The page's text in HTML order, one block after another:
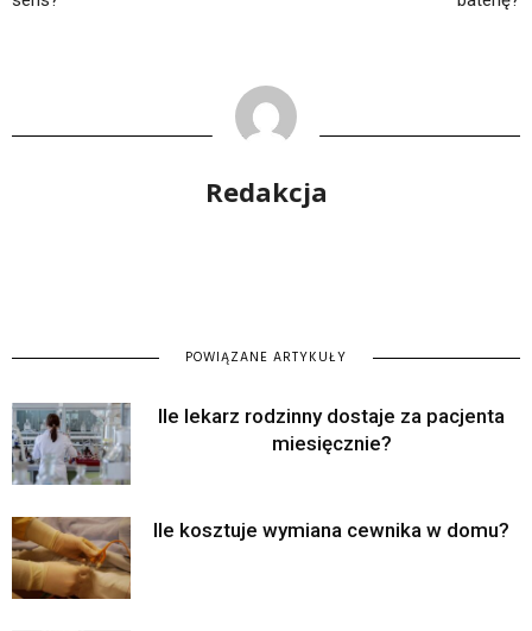
Redakcja
POWIĄZANE ARTYKUŁY
Ile lekarz rodzinny dostaje za pacjenta
miesięcznie?
Ile kosztuje wymiana cewnika w domu?